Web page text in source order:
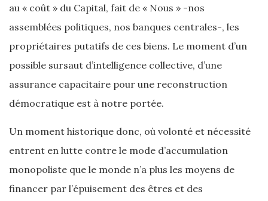
au « coût » du Capital, fait de « Nous » -nos
assemblées politiques, nos banques centrales-, les
propriétaires putatifs de ces biens. Le moment d’un
possible sursaut d’intelligence collective, d’une
assurance capacitaire pour une reconstruction
démocratique est à notre portée.
Un moment historique donc, où volonté et nécessité
entrent en lutte contre le mode d’accumulation
monopoliste que le monde n’a plus les moyens de
financer par l’épuisement des êtres et des